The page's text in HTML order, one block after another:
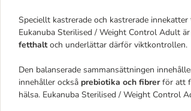
Speciellt kastrerade och kastrerade
Eukanuba Sterilised / Weight Control Adult
fetthaltoch underlättar därför viktkontrollen.
Den balanserade sammansättningen
innehåller också prebiotika och fibrerför att
hälsa. Eukanuba Sterilised / Weight Control